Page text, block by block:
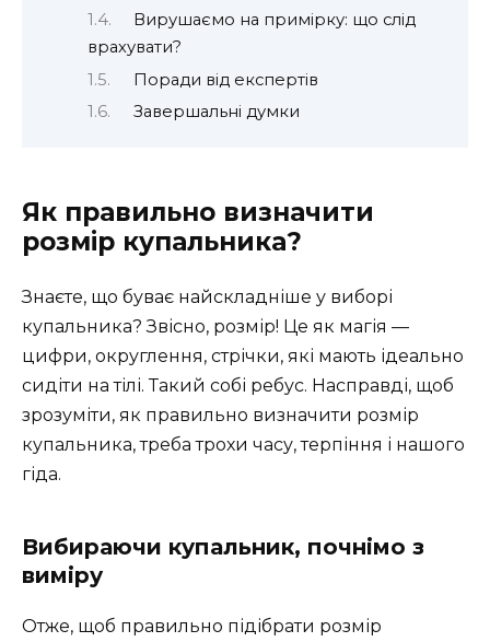
Вирушаємо на примірку: що слід
врахувати?
Поради від експертів
Завершальні думки
Як правильно визначити
розмір купальника?
Знаєте, що буває найскладніше у виборі
купальника? Звісно, розмір! Це як магія —
цифри, округлення, стрічки, які мають ідеально
сидіти на тілі. Такий собі ребус. Насправді, щоб
зрозуміти, як правильно визначити розмір
купальника, треба трохи часу, терпіння і нашого
гіда.
Вибираючи купальник, почнімо з
виміру
Отже, щоб правильно підібрати розмір